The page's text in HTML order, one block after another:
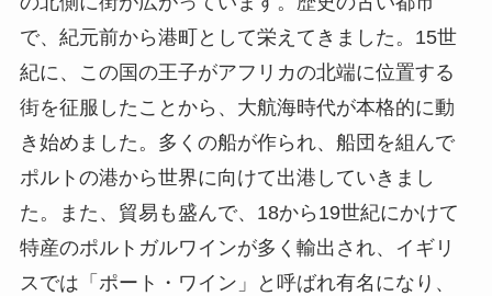
で、紀元前から港町として栄えてきました。15世
紀に、この国の王子がアフリカの北端に位置する
街を征服したことから、大航海時代が本格的に動
き始めました。多くの船が作られ、船団を組んで
ポルトの港から世界に向けて出港していきまし
た。また、貿易も盛んで、18から19世紀にかけて
特産のポルトガルワインが多く輸出され、イギリ
スでは「ポート・ワイン」と呼ばれ有名になり、